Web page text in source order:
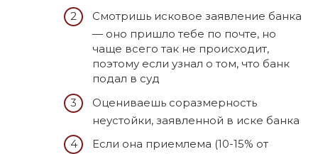
Смотришь исковое заявление банка
— оно пришло тебе по почте, но
чаще всего так не происходит,
поэтому если узнал о том, что банк
подал в суд
Оцениваешь соразмерность
неустойки, заявленной в иске банка
Если она приемлема (10-15% от